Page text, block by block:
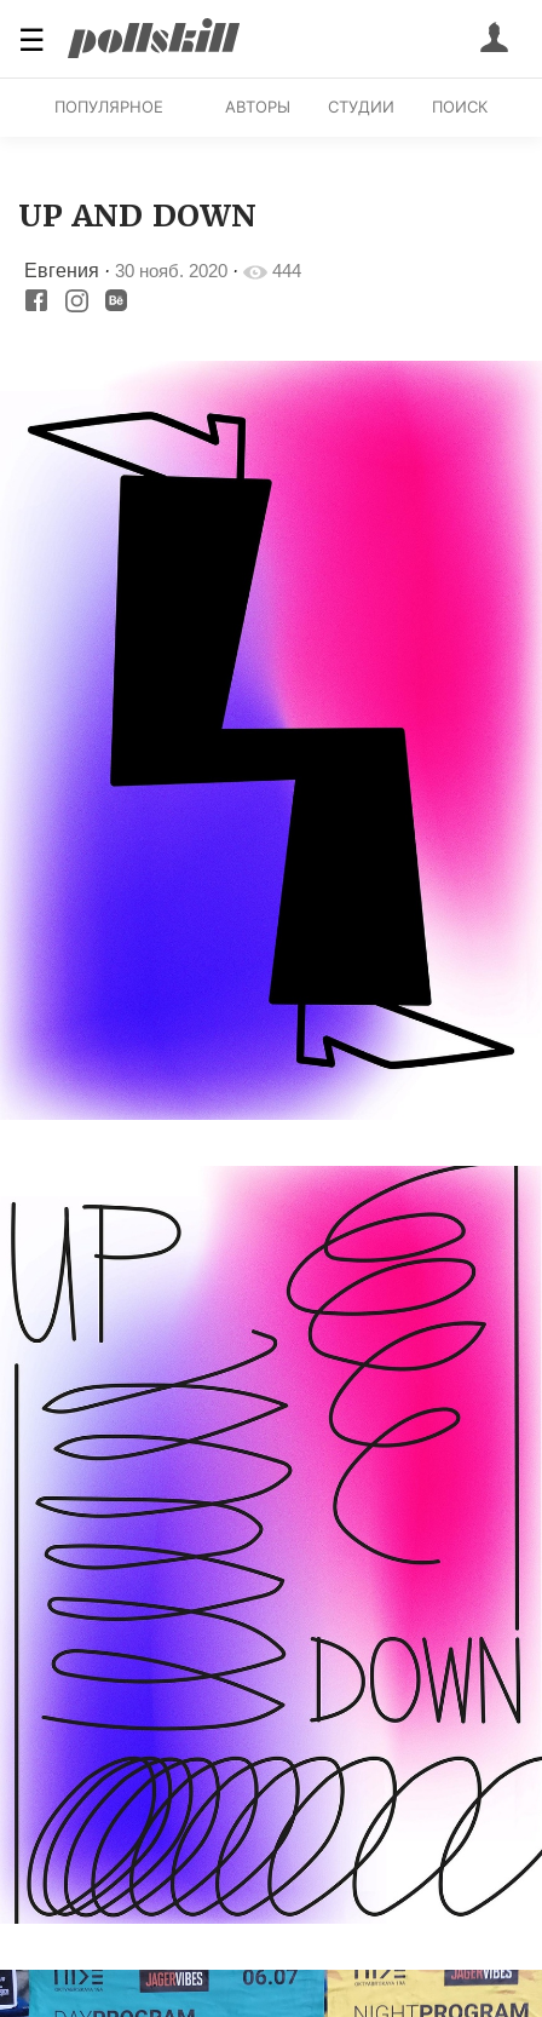
☰
ПОПУЛЯРНОЕ АВТОРЫ СТУДИИ ПОИСК
UP AND DOWN
Евгения · 30 нояб. 2020 · 444